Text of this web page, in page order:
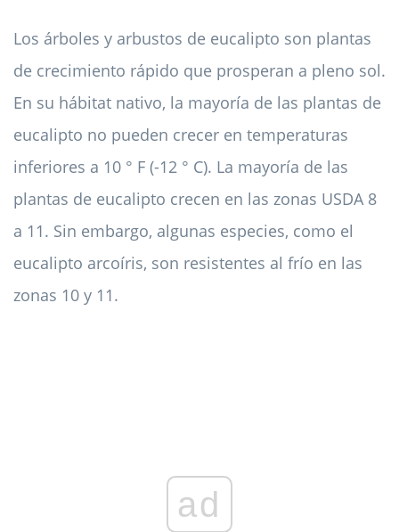
Los árboles y arbustos de eucalipto son plantas
de crecimiento rápido que prosperan a pleno sol.
En su hábitat nativo, la mayoría de las plantas de
eucalipto no pueden crecer en temperaturas
inferiores a 10 ° F (-12 ° C). La mayoría de las
plantas de eucalipto crecen en las zonas USDA 8
a 11. Sin embargo, algunas especies, como el
eucalipto arcoíris, son resistentes al frío en las
zonas 10 y 11.
ad